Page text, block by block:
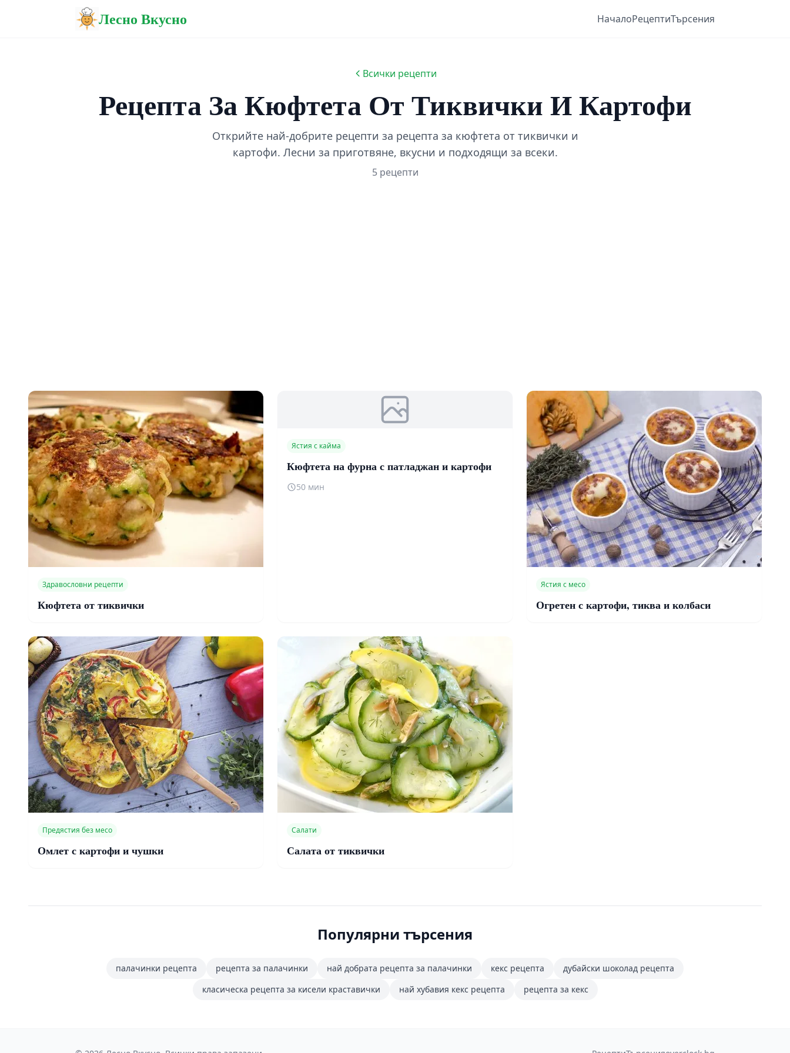
Лесно Вкусно НачалоРецептиТърсения
Всички рецепти
Рецепта За Кюфтета От Тиквички И Картофи
Открийте най-добрите рецепти за рецепта за кюфтета от тиквички и
картофи. Лесни за приготвяне, вкусни и подходящи за всеки.
5 рецепти
Здравословни рецепти
Кюфтета от тиквички
Ястия с кайма
Кюфтета на фурна с патладжан и картофи
50 мин
Ястия с месо
Огретен с картофи, тиква и колбаси
Предястия без месо
Омлет с картофи и чушки
Салати
Салата от тиквички
Популярни търсения
палачинки рецепта рецепта за палачинки най добрата рецепта за палачинки кекс рецепта
дубайски шоколад рецепта
класическа рецепта за кисели краставички
най хубавия кекс рецепта рецепта за кекс